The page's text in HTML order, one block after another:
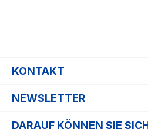
KONTAKT
NEWSLETTER
DARAUF KÖNNEN SIE